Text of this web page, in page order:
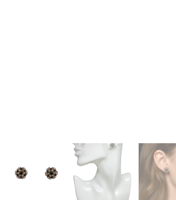
KI-generiertes Bild